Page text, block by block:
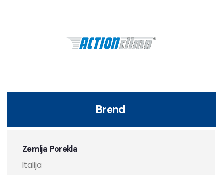
Brend
Zemlja Porekla
Italija